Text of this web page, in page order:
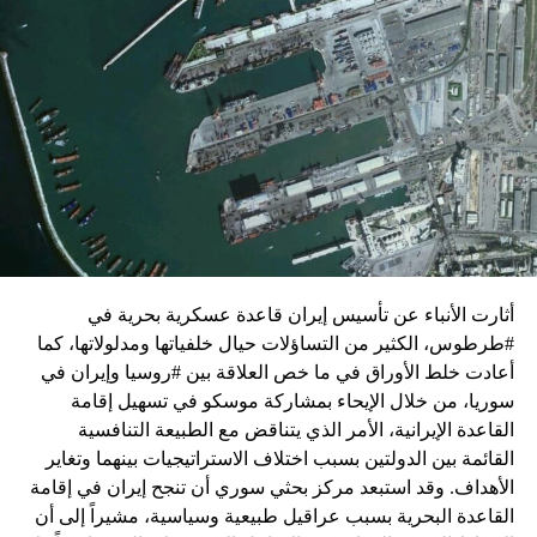
زيارة تأتي في إطار الجهود الدبلوماسية المكثفة التي تبذلها
واشنطن للدفع بالمفاوضات والتوصل إلى اتفاق لوقف لإطلاق
النار في غزة.
ويبدو أن نتنياهو استبق زيارة بلينكن لإسرائيل بالتأكيد على أن
الضغوط يجب أن تتوجه إلى حماس، وليس على حكومته.
كما وقال بيان من مكتب نتنياهو إنه مصر على بقاء القوات
الإسرائيلية في محور فيلادلفيا “لمنع الإرهابيين من إعادة
التسلح”.
وفي هذا السياق، قال الكاتب والباحث السياسي الفلسطيني
جمال زقوت في حديث لـ”سكاي نيوز عربية”:
حماس ليست عقبة في المفاوضات وأي حديث من هذا
القبيل تجني على الموقف الفلسطيني.
المعضلة الأساسية هي أن نتنياهو يعرض المجتمع
الإسرائيلي والمنطقة للخطر.
أثارت الأنباء عن تأسيس إيران قاعدة عسكرية بحرية في
#طرطوس، الكثير من التساؤلات حيال خلفياتها ومدلولاتها، كما
أعادت خلط الأوراق في ما خص العلاقة بين #روسيا وإيران في
سوريا، من خلال الإيحاء بمشاركة موسكو في تسهيل إقامة
القاعدة الإيرانية، الأمر الذي يتناقض مع الطبيعة التنافسية
القائمة بين الدولتين بسبب اختلاف الاستراتيجيات بينهما وتغاير
الأهداف. وقد استبعد مركز بحثي سوري أن تنجح إيران في إقامة
القاعدة البحرية بسبب عراقيل طبيعية وسياسية، مشيراً إلى أن